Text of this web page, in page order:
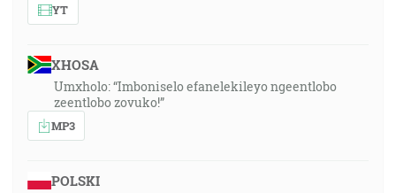
YT
XHOSA
Umxholo: “Imboniselo efanelekileyo ngeentlobo
zeentlobo zovuko!”
MP3
POLSKI